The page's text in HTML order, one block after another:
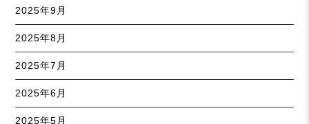
2025年9月
2025年8月
2025年7月
2025年6月
2025年5月